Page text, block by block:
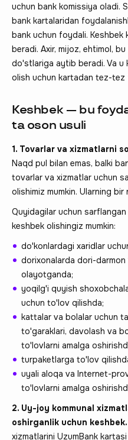
uchun bank komissiya oladi.
bank kartalaridan
bank uchun foydali.
beradi. Axir, mijoz, ehtimol,
do'stlariga aytib beradi. Va u
olish uchun kartadan tez-tez
Keshbek — bu
ta oson usuli
1. Tovarlar va xizmatlarni
Naqd pul bilan emas, balki
tovarlar va xizmatlar uchun
olishimiz mumkin. Ularning
Quyidagilar uchun
keshbek olishingiz mumkin:
do'konlardagi xaridlar
dorixonalarda dori-
olayotganda;
yoqilg'i quyish
uchun to'lov qilishda;
kattalar va bolalar uchun
to'garaklari, davolash va
to'lovlarni amalga
turpaketlarga to'lov
uyali aloqa va Internet-
to'lovlarni amalga
2. Uy-joy kommunal
oshirganlik uchun keshbek.
xizmatlarini UzumBank